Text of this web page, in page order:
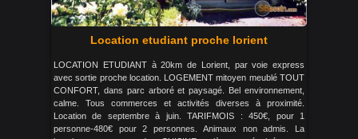
Location etudiant proche lorient
LOCATION ETUDIANT à 20km de Lorient, par voie express
avec sortie proche location. LOGEMENT mitoyen meublé TOUT
CONFORT, dans parc arboré et paysagé. Bel environnement,
calme. Tous commerces et activités diverses à proximité.
Location de septembre à juin. TARIFMOIS : 450€, pour 1
personne-480€ pour 2 personnes. Animaux non admis. La